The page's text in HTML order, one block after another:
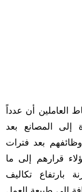
العاملين أن عدداً
إلى المصانع بعد
بعد فترات
قرارهم إلى ما
بارتفاع تكاليف